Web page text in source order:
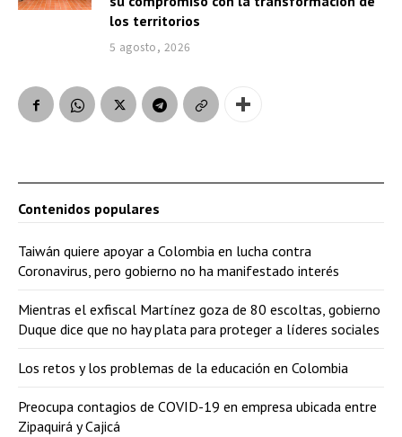
los territorios
5 agosto, 2026
Contenidos populares
Taiwán quiere apoyar a Colombia en lucha contra
Coronavirus, pero gobierno no ha manifestado interés
Mientras el exfiscal Martínez goza de 80 escoltas, gobierno
Duque dice que no hay plata para proteger a líderes sociales
Los retos y los problemas de la educación en Colombia
Preocupa contagios de COVID-19 en empresa ubicada entre
Zipaquirá y Cajicá